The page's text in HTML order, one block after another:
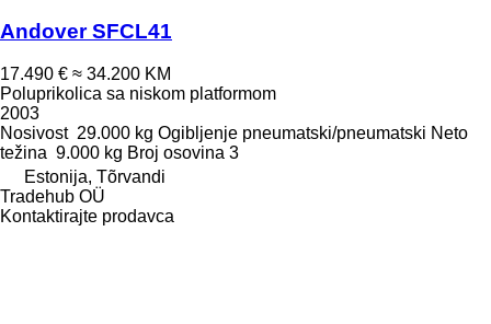
Andover SFCL41
17.490 € ≈ 34.200 KM
Poluprikolica sa niskom platformom
2003
Nosivost 29.000 kg Ogibljenje pneumatski/pneumatski Neto
težina 9.000 kg Broj osovina 3
Estonija, Tõrvandi
Tradehub OÜ
Kontaktirajte prodavca